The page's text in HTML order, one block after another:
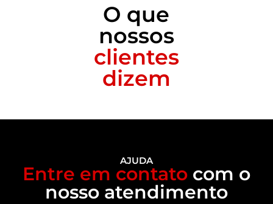
O que
nossos
clientes
dizem
AJUDA
Entre em contato com o
nosso atendimento